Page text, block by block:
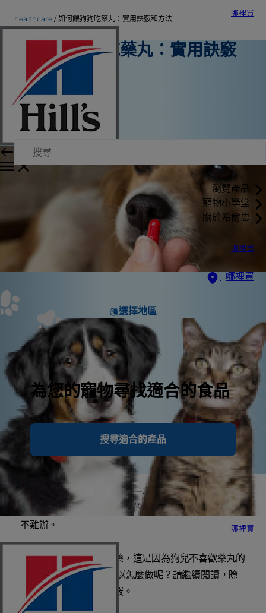
哪裡買
瀏覽產品
寵物小學堂
關於希爾思
哪裡買
哪裡買
選擇地區
為您的寵物尋找適合的食品
搜尋適合的產品
哪裡買
healthcare 如何餵狗狗吃藥丸：實用訣竅和方法
如何餵狗狗吃藥丸：實用訣竅
和方法
寵物保健
Laci Schaible 博士
2021年1月22日
要如何餵愛犬吃藥丸有時是一項挑戰。 但身為毛孩家
長，餵愛犬吃藥是一項重要的技能，幸好這件事通常並
不難辦。
大多數狗狗不會乖乖吃藥，這是因為狗兒不喜歡藥丸的
味道。 那麼毛孩家長可以怎麼做呢？請繼續閱讀，瞭
解獸醫師認可的餵食訣竅。